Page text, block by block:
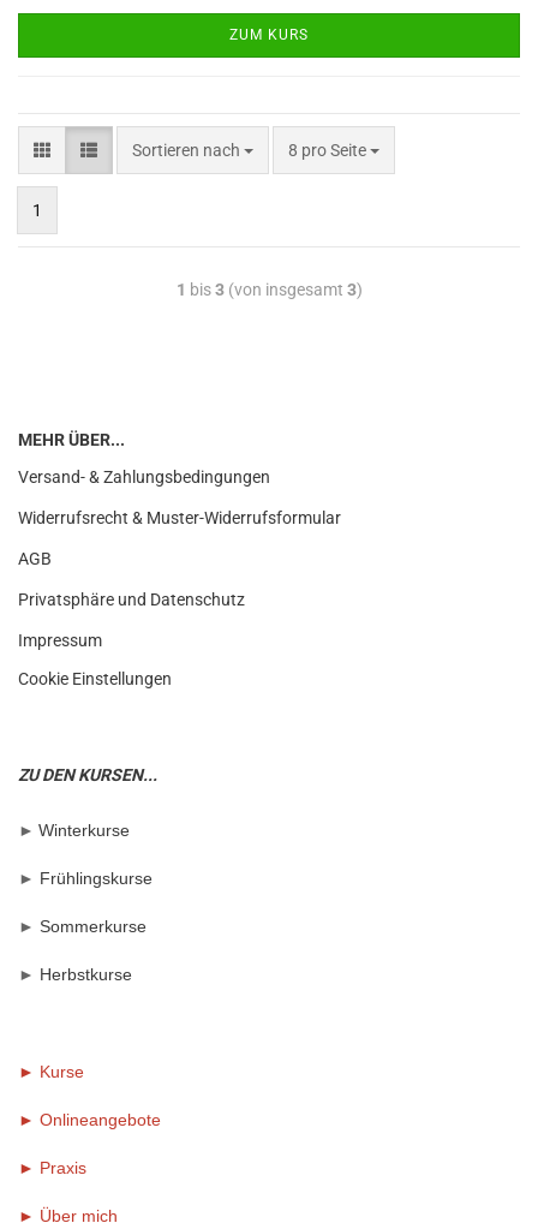
ZUM KURS
Sortieren nach 8 pro Seite
1
1 bis3(von insgesamt 3)
MEHR ÜBER...
Versand- & Zahlungsbedingungen
Widerrufsrecht & Muster-Widerrufsformular
AGB
Privatsphäre und Datenschutz
Impressum
Cookie Einstellungen
ZU DEN KURSEN...
► Winterkurse
► Frühlingskurse
► Sommerkurse
► Herbstkurse
► Kurse
► Onlineangebote
► Praxis
► Über mich